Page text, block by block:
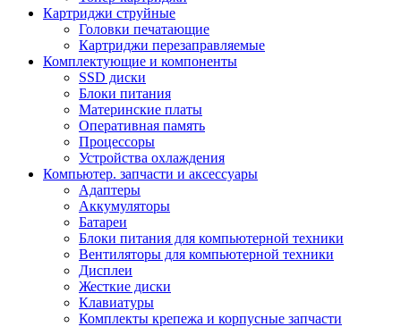
Картриджи струйные
Головки печатающие
Картриджи перезаправляемые
Комплектующие и компоненты
SSD диски
Блоки питания
Материнские платы
Оперативная память
Процессоры
Устройства охлаждения
Компьютер. запчасти и аксессуары
Адаптеры
Аккумуляторы
Батареи
Блоки питания для компьютерной техники
Вентиляторы для компьютерной техники
Дисплеи
Жесткие диски
Клавиатуры
Комплекты крепежа и корпусные запчасти